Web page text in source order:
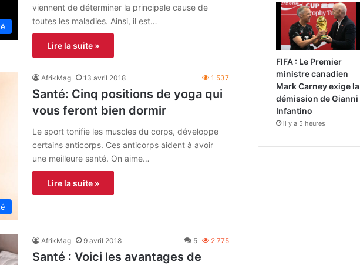
viennent de déterminer la principale cause de
toutes les maladies. Ainsi, il est…
Lire la suite »
AfrikMag 13 avril 2018 1 537
Santé: Cinq positions de yoga qui
vous feront bien dormir
Le sport tonifie les muscles du corps, développe
certains anticorps. Ces anticorps aident à avoir
une meilleure santé. On aime…
Lire la suite »
AfrikMag 9 avril 2018 5 2 775
Santé : Voici les avantages de
FIFA : Le Premier
ministre canadien
Mark Carney exige la
démission de Gianni
Infantino
il y a 5 heures